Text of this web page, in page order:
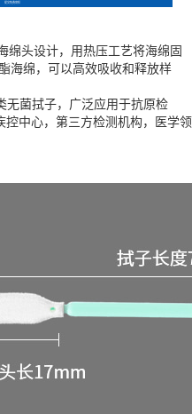
绵头设计，用热压工艺将海绵固
海绵，可以高效吸收和释放样
菌拭子，广泛应用于抗原检
中心，第三方检测机构，医学领